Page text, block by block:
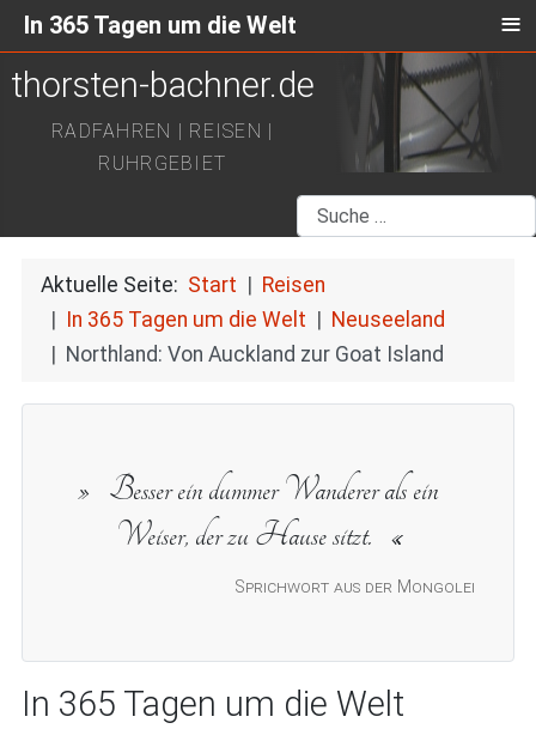
thorsten-bachner.de
RADFAHREN | REISEN |
RUHRGEBIET
Suchen
Aktuelle Seite: Start
Reisen
In 365 Tagen um die Welt
Neuseeland
Northland: Von Auckland zur Goat Island
Sprichwort aus der Mongolei
Besser ein dummer Wanderer als ein
Weiser, der zu Hause sitzt.
In 365 Tagen um die Welt
In 365 Tagen um die Welt ≡